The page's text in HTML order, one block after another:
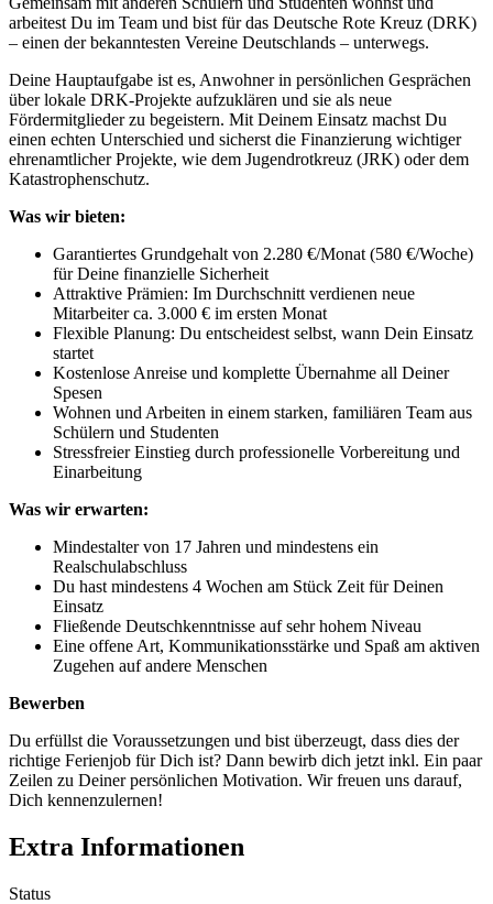
arbeitest Du im Team und bist für das Deutsche Rote Kreuz (DRK)
– einen der bekanntesten Vereine Deutschlands – unterwegs.
Deine Hauptaufgabe ist es, Anwohner in persönlichen Gesprächen
über lokale DRK-Projekte aufzuklären und sie als neue
Fördermitglieder zu begeistern. Mit Deinem Einsatz machst Du
einen echten Unterschied und sicherst die Finanzierung wichtiger
ehrenamtlicher Projekte, wie dem Jugendrotkreuz (JRK) oder dem
Katastrophenschutz.
Was wir bieten:
Garantiertes Grundgehalt von 2.280 €/Monat (580 €/Woche)
für Deine finanzielle Sicherheit
Attraktive Prämien: Im Durchschnitt verdienen neue
Mitarbeiter ca. 3.000 € im ersten Monat
Flexible Planung: Du entscheidest selbst, wann Dein Einsatz
startet
Kostenlose Anreise und komplette Übernahme all Deiner
Spesen
Wohnen und Arbeiten in einem starken, familiären Team aus
Schülern und Studenten
Stressfreier Einstieg durch professionelle Vorbereitung und
Einarbeitung
Was wir erwarten:
Mindestalter von 17 Jahren und mindestens ein
Realschulabschluss
Du hast mindestens 4 Wochen am Stück Zeit für Deinen
Einsatz
Fließende Deutschkenntnisse auf sehr hohem Niveau
Eine offene Art, Kommunikationsstärke und Spaß am aktiven
Zugehen auf andere Menschen
Bewerben
Du erfüllst die Voraussetzungen und bist überzeugt, dass dies der
richtige Ferienjob für Dich ist? Dann bewirb dich jetzt inkl. Ein paar
Zeilen zu Deiner persönlichen Motivation. Wir freuen uns darauf,
Dich kennenzulernen!
Extra Informationen
Status